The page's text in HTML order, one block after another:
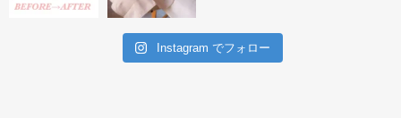
Instagram でフォロー